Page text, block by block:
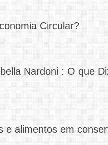
Circular?
Nardoni : O que
e alimentos em